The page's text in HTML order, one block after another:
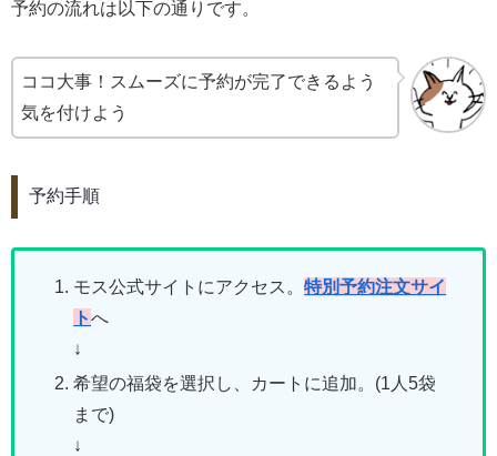
予約の流れは以下の通りです。
ココ大事！スムーズに予約が完了できるよう
気を付けよう
予約手順
モス公式サイトにアクセス。特別予約注文サイ
トへ
↓
希望の福袋を選択し、カートに追加。(1人5袋
まで)
↓